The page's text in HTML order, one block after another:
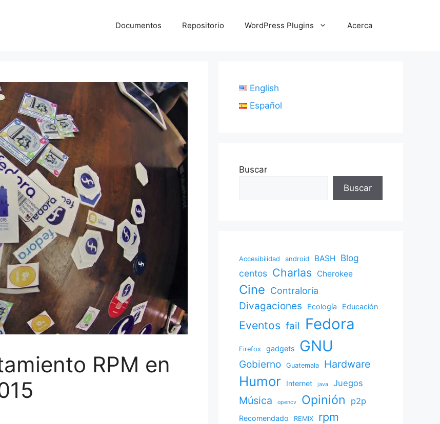
Documentos Repositorio WordPress Plugins Acerca
RPM en
English
Español
Buscar
Buscar
Accesibilidad android BASH Blog
centos Charlas Cherokee
Cine Contraloría
Divagaciones Ecología Educación
Eventos fail Fedora
Firefox gadgets GNU
Gobierno Guatemala Hardware
Humor Internet java Juegos
Música opencv Opinión p2p
Recomendado REMIX rpm